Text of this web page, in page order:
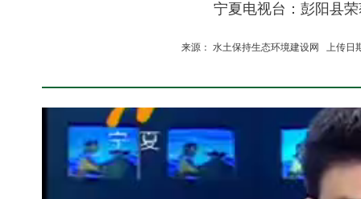
宁夏电视台：彭阳县
来源： 水土保持生态环境建设网 上传日